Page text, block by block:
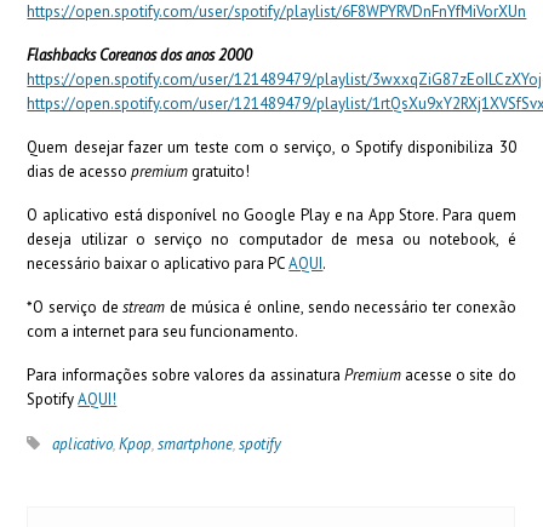
https://open.spotify.com/user/spotify/playlist/6F8WPYRVDnFnYfMiVorXUn
Flashbacks Coreanos dos anos 2000
https://open.spotify.com/user/121489479/playlist/
https://open.spotify.com/user/121489479/playlist/
Quem desejar fazer um teste com o serviço, o Spotify disponibiliza 30
dias de acessopremiumgratuito!
O aplicativo está disponível no Google Play e na App Store. Para quem
deseja utilizar o serviço no computador de mesa ou notebook, é
necessário baixar o aplicativo para PC AQUI.
*O serviço destream de música é online, sendo necessário ter conexão
com a internet para seu funcionamento.
Para informações sobre valores da assinatura Premiumacesse o site do
Spotify AQUI!
aplicativo,Kpop,smartphone,spotify